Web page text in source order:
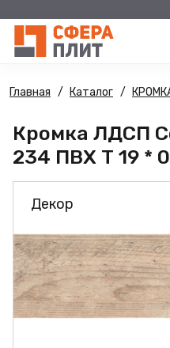
Главная Каталог
Кромка ЛДСП
234 ПВХ Т 19 *
Декор